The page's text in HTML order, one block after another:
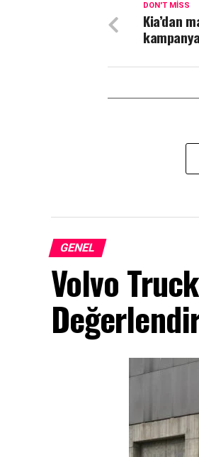
DON'T MISS
Kia’dan
kampanya
GENEL
Volvo